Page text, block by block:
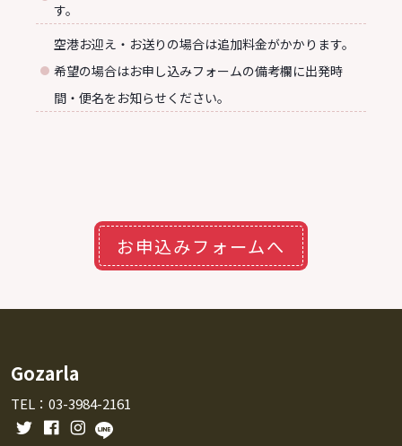
す。
空港お迎え・お送りの場合は追加料金がかかります。
希望の場合はお申し込みフォームの備考欄に出発時
間・便名をお知らせください。
お申込みフォームへ
Gozarla
TEL：03-3984-2161